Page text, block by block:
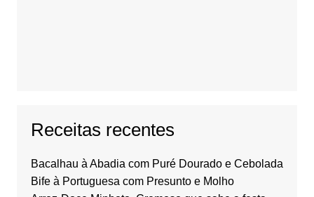
Receitas recentes
Bacalhau à Abadia com Puré Dourado e Cebolada
Bife à Portuguesa com Presunto e Molho